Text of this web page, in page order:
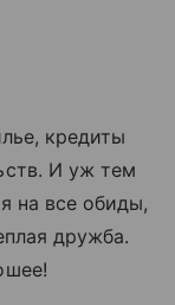
кредиты
И уж тем
на все обиды,
дружба.